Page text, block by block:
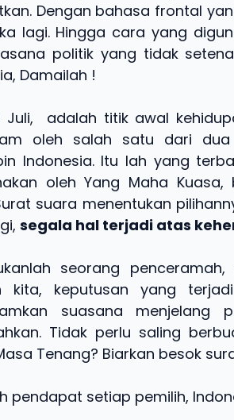
Dengan bahasa frontal
lagi. Hingga cara yang
politik yang tidak
Damailah !
Juli, adalah titik awal
oleh salah satu dari
Indonesia. Itu lah yang
oleh Yang Maha
suara menentukan
segala hal terjadi atas
seorang
kita, keputusan yang
suasana menjelang
Tidak perlu saling
Tenang? Biarkan besok
pendapat setiap pemilih,